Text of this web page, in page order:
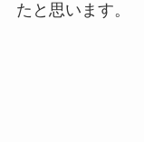
たと思います。